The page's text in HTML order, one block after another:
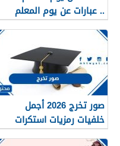
.. عبارات عن يوم المعلم
مكتوبة 1448
صور تخرج 2026 أجمل
خلفيات رمزيات استكرات
مبروك التخرج 1448